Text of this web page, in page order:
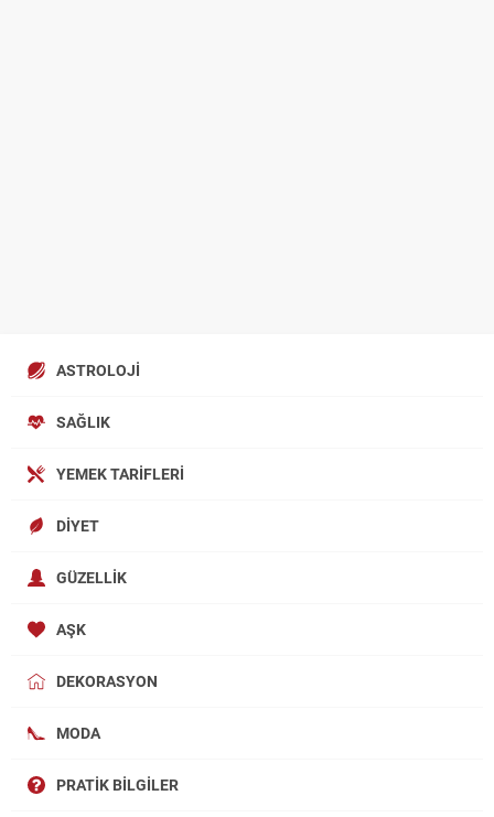
ASTROLOJI
SAĞLIK
YEMEK TARIFLERI
DIYET
GÜZELLIK
AŞK
DEKORASYON
MODA
PRATIK BILGILER